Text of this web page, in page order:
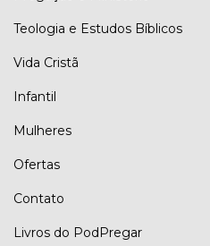
Teologia e Estudos Bíblicos
Vida Cristã
Infantil
Mulheres
Ofertas
Contato
Livros do PodPregar